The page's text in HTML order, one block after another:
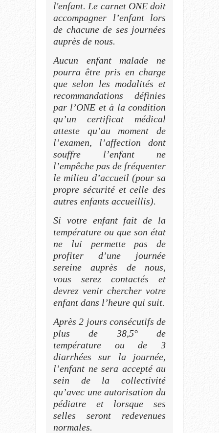
l'enfant. Le carnet ONE doit
accompagner l’enfant lors
de chacune de ses journées
auprès de nous.
Aucun enfant malade ne
pourra être pris en charge
que selon les modalités et
recommandations définies
par l’ONE et à la condition
qu’un certificat médical
atteste qu’au moment de
l’examen, l’affection dont
souffre l’enfant ne
l’empêche pas de fréquenter
le milieu d’accueil (pour sa
propre sécurité et celle des
autres enfants accueillis).
Si votre enfant fait de la
température ou que son état
ne lui permette pas de
profiter d’une journée
sereine auprès de nous,
vous serez contactés et
devrez venir chercher votre
enfant dans l’heure qui suit.
Après 2 jours consécutifs de
plus de 38,5° de
température ou de 3
diarrhées sur la journée,
l’enfant ne sera accepté au
sein de la collectivité
qu’avec une autorisation du
pédiatre et lorsque ses
selles seront redevenues
normales.